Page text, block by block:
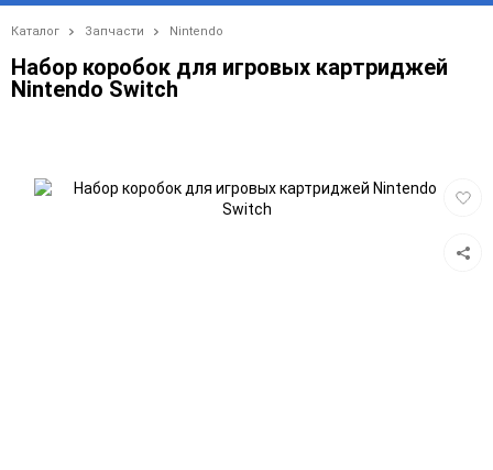
Каталог Запчасти Nintendo
Набор коробок для игровых картриджей
Nintendo Switch